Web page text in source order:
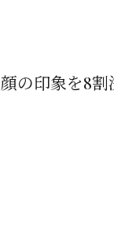
の印象を8